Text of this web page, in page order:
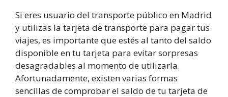
Si eres usuario del transporte público en Madrid
y utilizas la tarjeta de transporte para pagar tus
viajes, es importante que estés al tanto del saldo
disponible en tu tarjeta para evitar sorpresas
desagradables al momento de utilizarla.
Afortunadamente, existen varias formas
sencillas de comprobar el saldo de tu tarjeta de